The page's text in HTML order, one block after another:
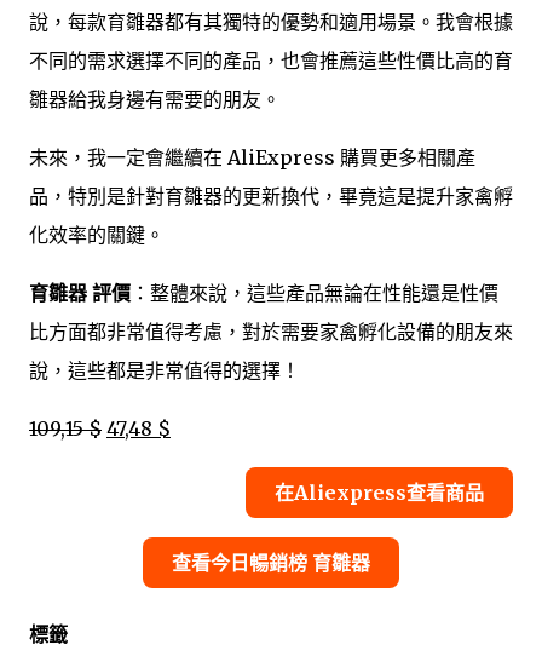
說，每款育雛器都有其獨特的優勢和適用場景。我會根據
不同的需求選擇不同的產品，也會推薦這些性價比高的育
雛器給我身邊有需要的朋友。
未來，我一定會繼續在 AliExpress 購買更多相關產
品，特別是針對育雛器的更新換代，畢竟這是提升家禽孵
化效率的關鍵。
育雛器 評價 ：整體來說，這些產品無論在性能還是性價
比方面都非常值得考慮，對於需要家禽孵化設備的朋友來
說，這些都是非常值得的選擇！
109,15 $ 47,48 $
在Aliexpress查看商品
查看今日暢銷榜 育雛器
標籤